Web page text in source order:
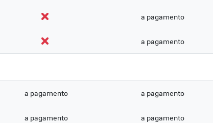
a pagamento
a pagamento
a pagamento a pagamento
a pagamento a pagamento